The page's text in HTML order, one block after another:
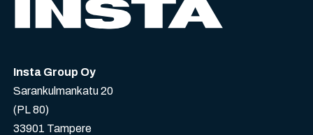
Insta Group Oy
Sarankulmankatu 20
(PL 80)
33901 Tampere